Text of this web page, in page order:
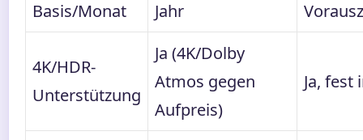
Basis/Monat Jahr
4K/HDR-
Unterstützung
Ja (4K/Dolby
Atmos gegen
Aufpreis)
Ja, fest